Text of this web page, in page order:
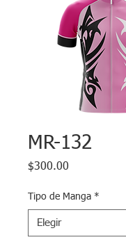
MR-132
$300.00
Tipo de Manga *